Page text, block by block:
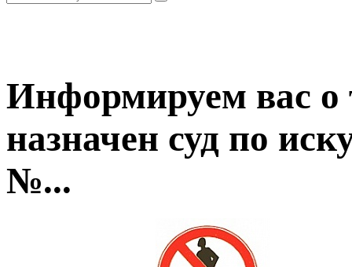
Информируем вас о
назначен суд по
№...